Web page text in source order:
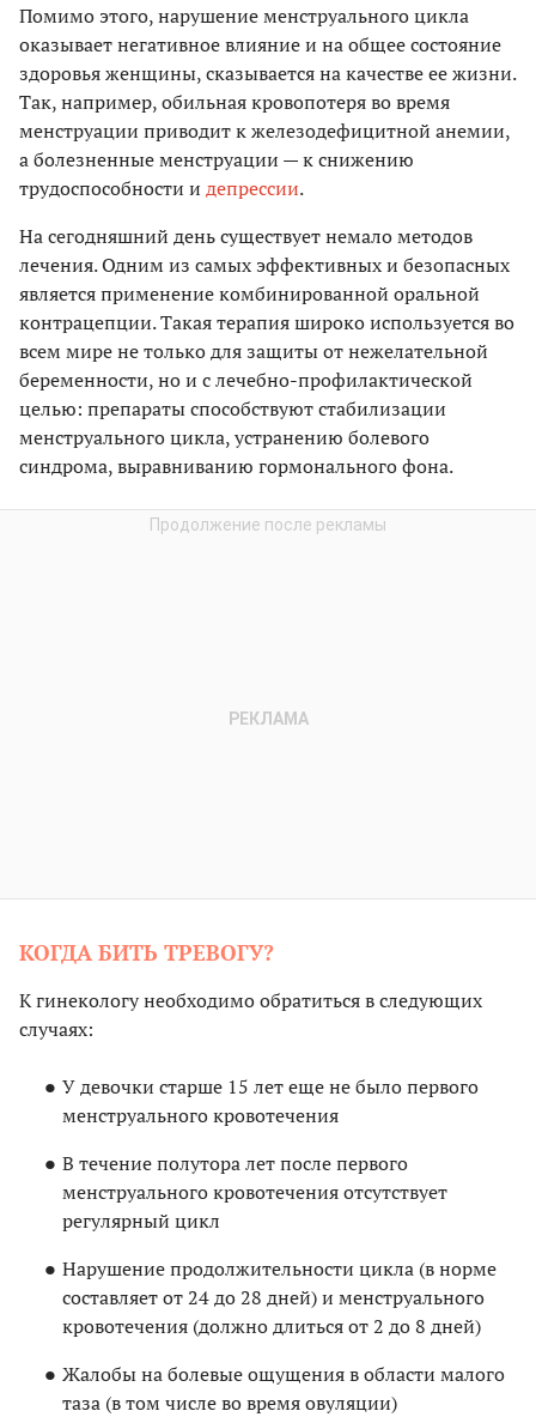
Помимо этого, нарушение менструального цикла
оказывает негативное влияние и на общее состояние
здоровья женщины, сказывается на качестве ее жизни.
Так, например, обильная кровопотеря во время
менструации приводит к железодефицитной анемии,
а болезненные менструации — к снижению
трудоспособности и депрессии.
На сегодняшний день существует немало методов
лечения. Одним из самых эффективных и безопасных
является применение комбинированной оральной
контрацепции. Такая терапия широко используется во
всем мире не только для защиты от нежелательной
беременности, но и с лечебно-профилактической
целью: препараты способствуют стабилизации
менструального цикла, устранению болевого
синдрома, выравниванию гормонального фона.
КОГДА БИТЬ ТРЕВОГУ?
К гинекологу необходимо обратиться в следующих
случаях:
У девочки старше 15 лет еще не было первого
менструального кровотечения
В течение полутора лет после первого
менструального кровотечения отсутствует
регулярный цикл
Нарушение продолжительности цикла (в норме
составляет от 24 до 28 дней) и менструального
кровотечения (должно длиться от 2 до 8 дней)
Жалобы на болевые ощущения в области малого
таза (в том числе во время овуляции)